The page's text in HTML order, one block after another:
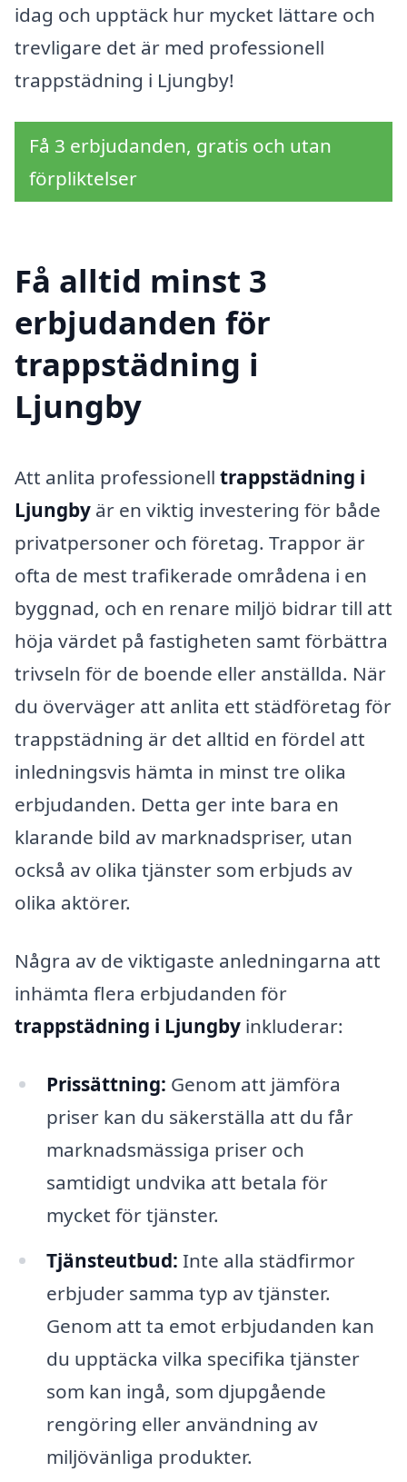
idag och upptäck hur mycket lättare och
trevligare det är med professionell
trappstädning i Ljungby!
Få 3 erbjudanden, gratis och utan
förpliktelser
Få alltid minst 3
erbjudanden för
trappstädning i
Ljungby
Att anlita professionell trappstädning i
Ljungby är en viktig investering för både
privatpersoner och företag. Trappor är
ofta de mest trafikerade områdena i en
byggnad, och en renare miljö bidrar till att
höja värdet på fastigheten samt förbättra
trivseln för de boende eller anställda. När
du överväger att anlita ett städföretag för
trappstädning är det alltid en fördel att
inledningsvis hämta in minst tre olika
erbjudanden. Detta ger inte bara en
klarande bild av marknadspriser, utan
också av olika tjänster som erbjuds av
olika aktörer.
Några av de viktigaste anledningarna att
inhämta flera erbjudanden för
trappstädning i Ljungby inkluderar:
Prissättning: Genom att jämföra
priser kan du säkerställa att du får
marknadsmässiga priser och
samtidigt undvika att betala för
mycket för tjänster.
Tjänsteutbud: Inte alla städfirmor
erbjuder samma typ av tjänster.
Genom att ta emot erbjudanden kan
du upptäcka vilka specifika tjänster
som kan ingå, som djupgående
rengöring eller användning av
miljövänliga produkter.